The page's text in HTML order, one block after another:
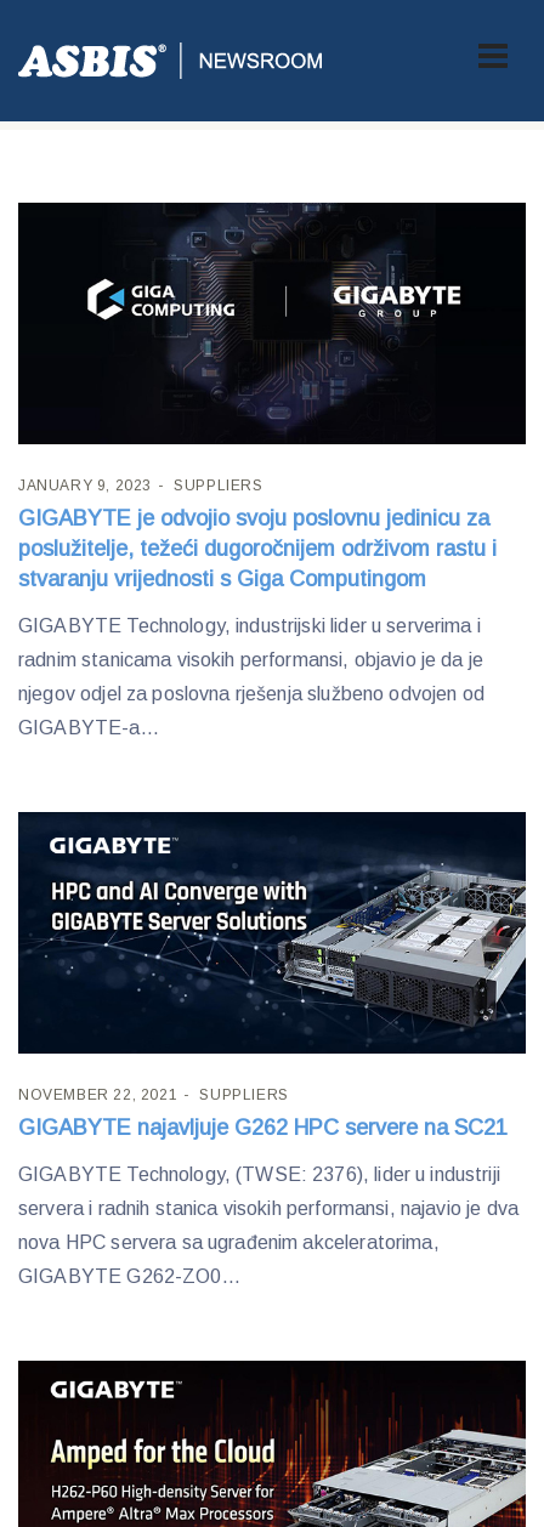
Tag:GIGABYTE
JANUARY 9, 2023 SUPPLIERS
GIGABYTE je odvojio svoju poslovnu jedinicu za
poslužitelje, težeći dugoročnijem održivom rastu i
stvaranju vrijednosti s Giga Computingom
GIGABYTE Technology, industrijski lider u serverima i
radnim stanicama visokih performansi, objavio je da je
njegov odjel za poslovna rješenja službeno odvojen od
GIGABYTE-a...
NOVEMBER 22, 2021 SUPPLIERS
GIGABYTE najavljuje G262 HPC servere na SC21
GIGABYTE Technology, (TWSE: 2376), lider u industriji
servera i radnih stanica visokih performansi, najavio je dva
nova HPC servera sa ugrađenim akceleratorima,
GIGABYTE G262-ZO0...